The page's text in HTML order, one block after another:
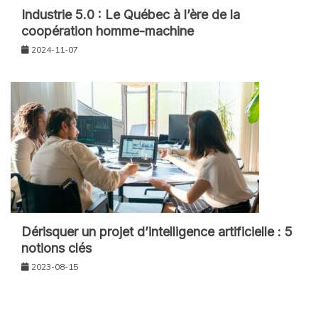
Industrie 5.0 : Le Québec à l’ère de la
coopération homme-machine
2024-11-07
Dérisquer un projet d’intelligence artificielle : 5
notions clés
2023-08-15